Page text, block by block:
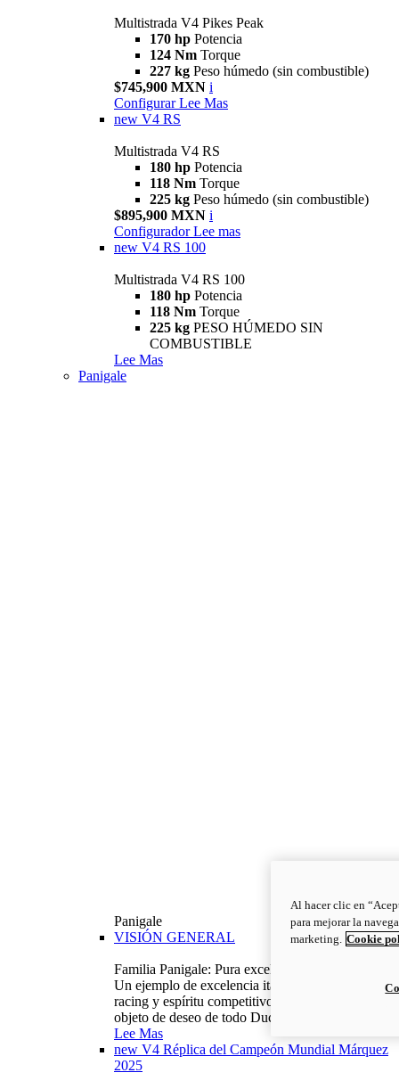
Multistrada V4 Pikes Peak
170 hp Potencia
124 Nm Torque
227 kg Peso húmedo (sin combustible)
$745,900 MXN i
Configurar Lee Mas
new V4 RS
Multistrada V4 RS
180 hp Potencia
118 Nm Torque
225 kg Peso húmedo (sin combustible)
$895,900 MXN i
Configurador Lee mas
new V4 RS 100
Multistrada V4 RS 100
180 hp Potencia
118 Nm Torque
225 kg PESO HÚMEDO SIN
COMBUSTIBLE
Lee Mas
Panigale
Panigale
VISIÓN GENERAL
Familia Panigale: Pura excelencia italiana.
Un ejemplo de excelencia italiana, con ADN
racing y espíritu competitivo: la Panigale es el
objeto de deseo de todo Ducatista.
Lee Mas
new V4 Réplica del Campeón Mundial Márquez
2025
Al hacer clic en
para mejorar la
marketing. Cookie